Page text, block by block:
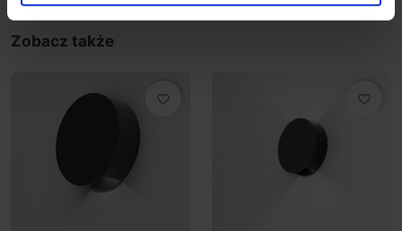
Zobacz także
favorite_border favorite_border